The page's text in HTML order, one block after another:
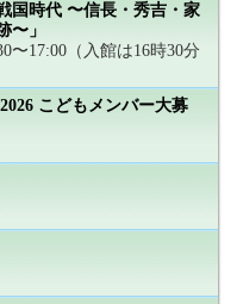
国時代 〜信長・秀吉・家
〜」
〜17:00（入館は16時30分
こどもメンバー大募